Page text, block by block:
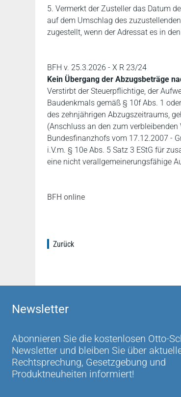
5. Vermerkt der Zusteller das Datum
auf dem Umschlag des
zugestellt, wenn der Adressat es in
BFH v. 25.3.2026 - X R 23/24
Kein Übergang der Abzugsbeträge
Verstirbt der Steuerpflichtige, der
Baudenkmals gemäß § 10f Abs. 1
des zehnjährigen Abzugszeitraums,
(Anschluss an den zum
Bundesfinanzhofs vom 17.12.2007 -
i.V.m. § 10e Abs. 5 Satz 3 EStG für
eine nicht verallgemeinerungsfähige
BFH online
Zurück
Newsletter
Abonnieren Sie die kostenlosen Otto-
Newsletter und bleiben Sie über
Rechtsprechung, Gesetzgebung und
Produktneuheiten informiert!